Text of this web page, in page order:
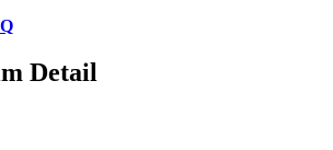
Detail